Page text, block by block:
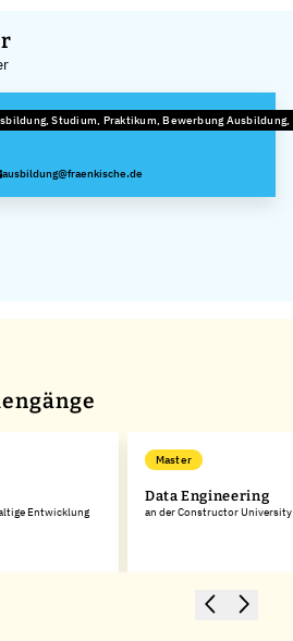
Studium, Praktikum, Bewerbung
ausbildung@fraenkische.de
Entwicklung
Master
Data Engineering
an der Constructor University